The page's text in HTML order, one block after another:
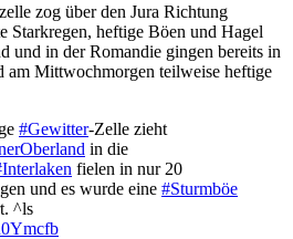
zog über den Jura Richtung
Starkregen, heftige Böen und Hagel
und in der Romandie gingen bereits in
Mittwochmorgen teilweise heftige
#Gewitter-Zelle zieht
in die
fielen in nur 20
und es wurde eine #Sturmböe
^ls